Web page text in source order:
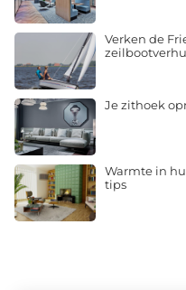
Verken de
Je zithoek
Warmte in
tips